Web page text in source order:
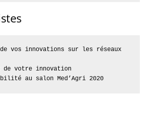
vos innovations sur les réseaux
de votre innovation
au salon Med’Agri 2020